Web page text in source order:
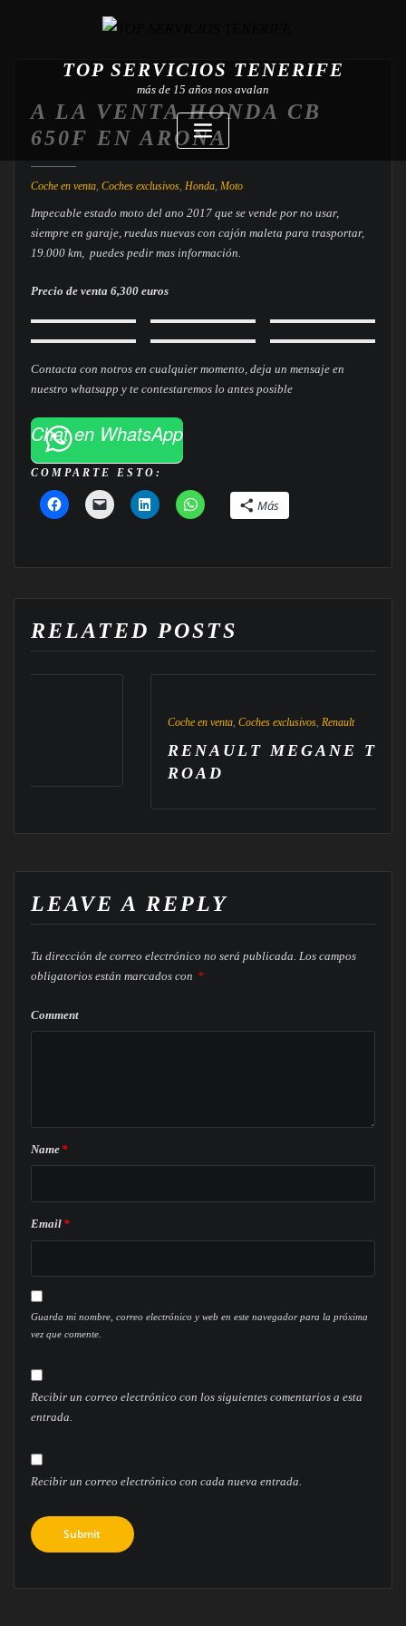
TOP SERVICIOS TENERIFE
más de 15 años nos avalan
A LA VENTA HONDA CB
650F EN ARONA
Coche en venta, Coches exclusivos, Honda, Moto
Impecable estado moto del ano 2017 que se vende por no usar,
siempre en garaje, ruedas nuevas con cajón maleta para trasportar,
19.000 km, puedes pedir mas información.
Precio de venta 6,300 euros
Contacta con notros en cualquier momento, deja un mensaje en
nuestro whatsapp y te contestaremos lo antes posible
Chat en WhatsApp
COMPARTE ESTO:
Más
RELATED POSTS
Coche en venta ,Coches exclusivos,Renault
RENAULT MEGANE TECH
ROAD
LEAVE A REPLY
Tu dirección de correo electrónico no será publicada. Los campos
obligatorios están marcados con *
Comment
Name *
Email *
Guarda mi nombre, correo electrónico y web en este navegador para la próxima
vez que comente.
Recibir un correo electrónico con los siguientes comentarios a esta
entrada.
Recibir un correo electrónico con cada nueva entrada.